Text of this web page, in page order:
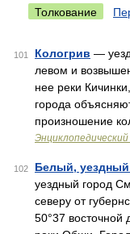
Толкование
101 Кологрив —
левом и
нее реки
города
произношение
102 Белый, уездный
уездный город
северу от
50°37 восточной